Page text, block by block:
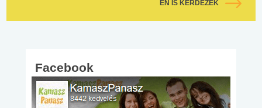
ÉN IS KÉRDEZEK
Facebook